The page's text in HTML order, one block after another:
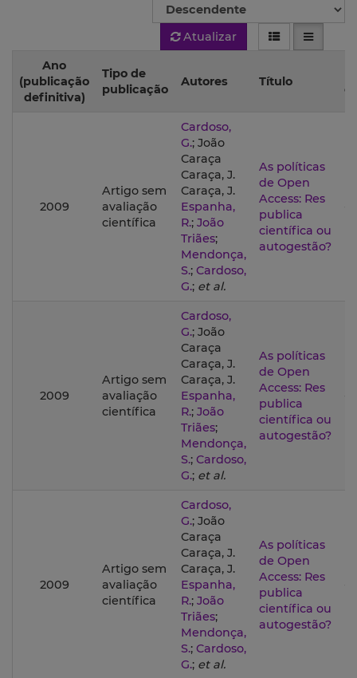
Atualizar
Ano
(publicação
definitiva)
Tipo de
publicação
Autores Título
2009
Artigo sem
avaliação
científica
Cardoso,
G.; João
Caraça
Caraça, J.
Caraça, J.
Espanha,
R.; João
Triães;
Mendonça,
S.; Cardoso,
G.; et al.
As políticas
de Open
Access: Res
publica
científica ou
autogestão?
2009
Artigo sem
avaliação
científica
Cardoso,
G.; João
Caraça
Caraça, J.
Caraça, J.
Espanha,
R.; João
Triães;
Mendonça,
S.; Cardoso,
G.; et al.
As políticas
de Open
Access: Res
publica
científica ou
autogestão?
2009
Artigo sem
avaliação
científica
Cardoso,
G.; João
Caraça
Caraça, J.
Caraça, J.
Espanha,
R.; João
Triães;
Mendonça,
S.; Cardoso,
G.; et al.
As políticas
de Open
Access: Res
publica
científica ou
autogestão?